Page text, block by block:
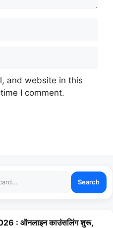
and website in this
I comment.
Search
: ऑनलाइन काउंसलिंग शुरू,